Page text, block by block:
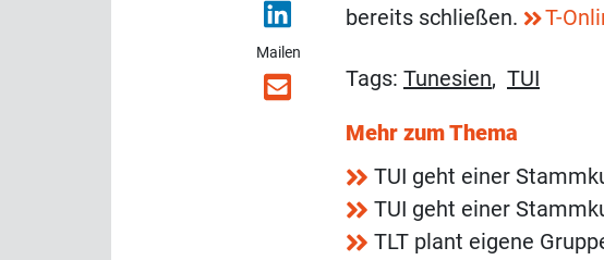
Mailen
bereits schließen.
T-
Tags: Tunesien, TUI
Mehr zum Thema
TUI geht einer
TUI geht einer
TLT plant eigene